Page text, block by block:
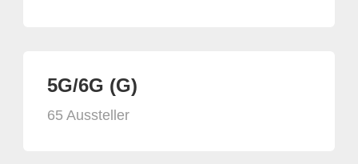
5G/6G (G)
65 Aussteller